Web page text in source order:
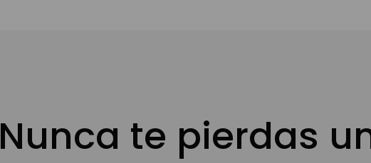
Nunca te pierdas